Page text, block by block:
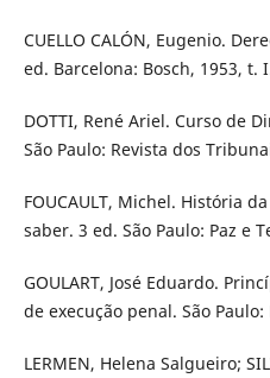
CUELLO CALÓN, Eugenio.
ed. Barcelona: Bosch, 1953, t.
DOTTI, René Ariel. Curso de
São Paulo: Revista dos
FOUCAULT, Michel. História
saber. 3 ed. São Paulo: Paz e
GOULART, José Eduardo.
de execução penal. São
LERMEN, Helena Salgueiro;